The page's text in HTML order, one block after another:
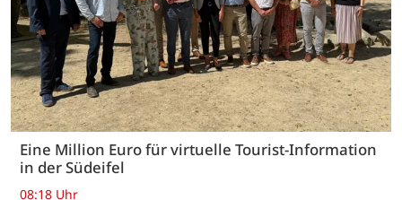
Eine Million Euro für virtuelle Tourist-Information
in der Südeifel
08:18 Uhr